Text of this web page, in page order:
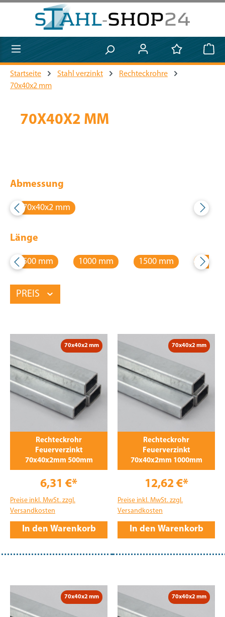
Zum Hauptinhalt springen
Startseite Stahl verzinkt
Rechteckrohre
70x40x2 mm
70X40X2 MM
Abmessung
70x40x2 mm
Länge
500 mm 1000 mm 1500 mm 2000
PREIS
70x40x2 mm
Rechteckrohr
Feuerverzinkt
70x40x2mm 500mm
6,31 €*
Preise inkl. MwSt. zzgl.
Versandkosten
In den Warenkorb
70x40x2 mm
Rechteckrohr
Feuerverzinkt
70x40x2mm 1000mm
12,62 €*
Preise inkl. MwSt. zzgl.
Versandkosten
In den Warenkorb
70x40x2 mm 70x40x2 mm